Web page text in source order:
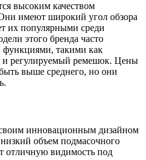
высоким качеством
имеют широкий угол обзора
их популярными среди
этого бренда часто
такими как
и регулируемый ремешок. Цены
выше среднего, но они
инновационным дизайном
объем подмасочного
отличную видимость под